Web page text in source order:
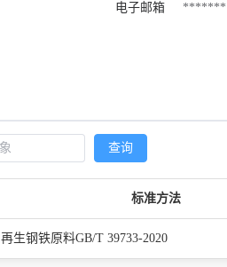
电子邮箱 *******
查询
标准方法
再生钢铁原料GB/T 39733-2020